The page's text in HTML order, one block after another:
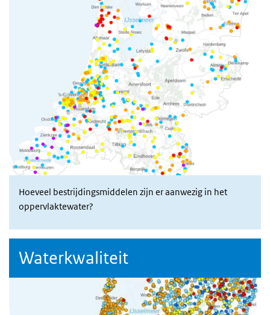
Hoeveel bestrijdingsmiddelen zijn er aanwezig in het
oppervlaktewater?
Waterkwaliteit